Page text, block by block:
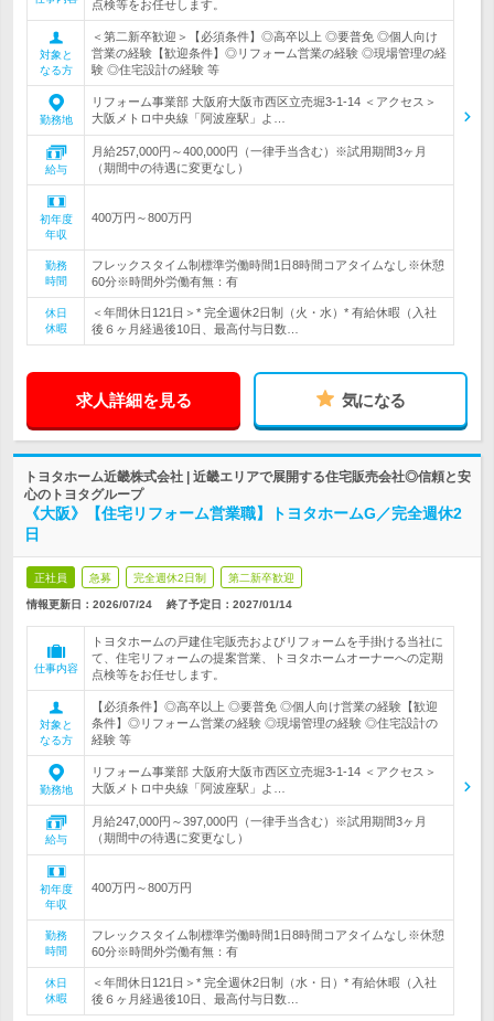
点検等をお任せします。
対象と
なる方
＜第二新卒歓迎＞【必須条件】◎高卒以上 ◎要普免 ◎個人向け
営業の経験【歓迎条件】◎リフォーム営業の経験 ◎現場管理の経
験 ◎住宅設計の経験 等
勤務地
リフォーム事業部 大阪府大阪市西区立売堀3‐1‐14 ＜アクセス＞
大阪メトロ中央線「阿波座駅」よ…
給与
月給257,000円～400,000円（一律手当含む）※試用期間3ヶ月
（期間中の待遇に変更なし）
初年度
年収
400万円～800万円
勤務
時間
フレックスタイム制標準労働時間1日8時間コアタイムなし※休憩
60分※時間外労働有無：有
休日
休暇
＜年間休日121日＞* 完全週休2日制（火・水）* 有給休暇（入社
後６ヶ月経過後10日、最高付与日数…
求人詳細を見る 気になる
トヨタホーム近畿株式会社 | 近畿エリアで展開する住宅販売会社◎信頼と安
心のトヨタグループ
《大阪》【住宅リフォーム営業職】トヨタホームG／完全週休2
日
正社員 急募 完全週休2日制 第二新卒歓迎
情報更新日：2026/07/24 終了予定日： 2027/01/14
仕事内容
トヨタホームの戸建住宅販売およびリフォームを手掛ける当社に
て、住宅リフォームの提案営業、トヨタホームオーナーへの定期
点検等をお任せします。
対象と
なる方
【必須条件】◎高卒以上 ◎要普免 ◎個人向け営業の経験【歓迎
条件】◎リフォーム営業の経験 ◎現場管理の経験 ◎住宅設計の
経験 等
勤務地
リフォーム事業部 大阪府大阪市西区立売堀3‐1‐14 ＜アクセス＞
大阪メトロ中央線「阿波座駅」よ…
給与
月給247,000円～397,000円（一律手当含む）※試用期間3ヶ月
（期間中の待遇に変更なし）
初年度
年収
400万円～800万円
勤務
時間
フレックスタイム制標準労働時間1日8時間コアタイムなし※休憩
60分※時間外労働有無：有
休日
休暇
＜年間休日121日＞* 完全週休2日制（水・日）* 有給休暇（入社
後６ヶ月経過後10日、最高付与日数…